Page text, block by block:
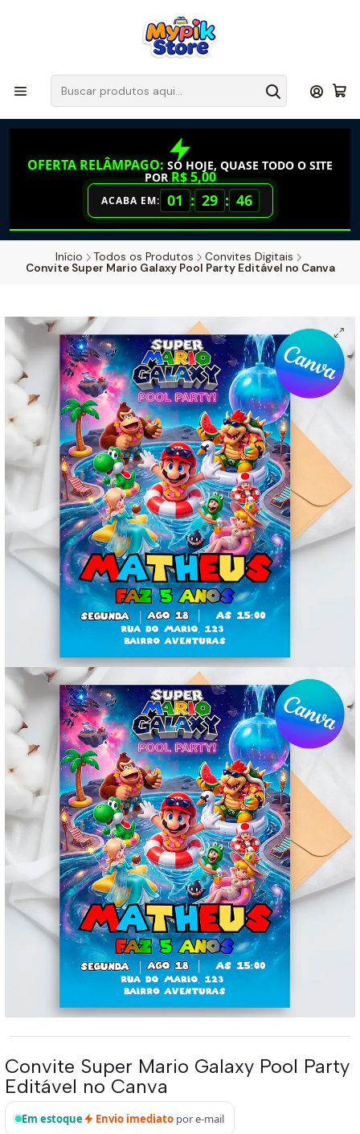
OFERTA RELÂMPAGO: SÓ HOJE, QUASE TODO O SITE
PORR$ 5,00
ACABA EM: 01 : 29 : 45
Início Todos os Produtos
Convites Digitais
Convite Super Mario Galaxy Pool Party Editável no Canva
Convite Super Mario Galaxy Pool Party
Editável no Canva
Em estoque Envio imediato por e-mail